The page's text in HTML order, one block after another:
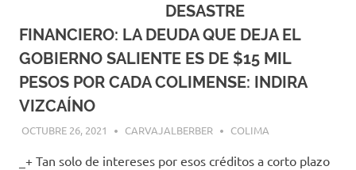
DESASTRE
FINANCIERO: LA DEUDA QUE DEJA EL
GOBIERNO SALIENTE ES DE $15 MIL
PESOS POR CADA COLIMENSE: INDIRA
VIZCAÍNO
OCTUBRE 26, 2021 CARVAJALBERBER COLIMA
_+ Tan solo de intereses por esos créditos a corto plazo